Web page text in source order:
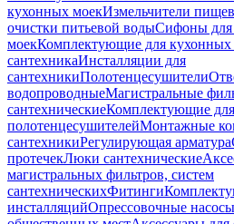
кухонных моекИзмельчители
очистки питьевой водыСифоны
моекКомплектующие для кухонных
сантехникаИнсталляции для
сантехникиПолотенцесушители
водопроводныеМагистральные
сантехническиеКомплектующие для
полотенцесушителейМонтажные
сантехникиРегулирующая арматура
протечекЛюки сантехнические
магистральных фильтров, систем
сантехническихФитинги
инсталляцийОпрессовочные насосы